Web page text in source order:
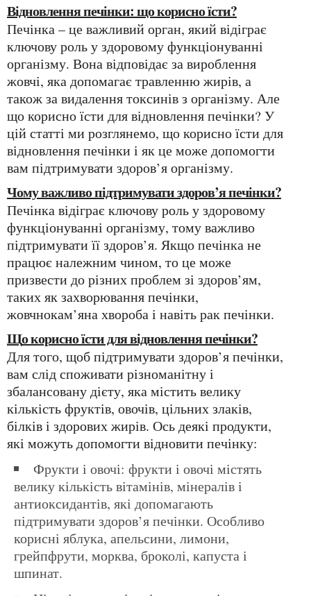
Відновлення печінки: що корисно їсти?
Печінка – це важливий орган, який відіграє
ключову роль у здоровому функціонуванні
організму. Вона відповідає за вироблення
жовчі, яка допомагає травленню жирів, а
також за видалення токсинів з організму. Але
що корисно їсти для відновлення печінки? У
цій статті ми розглянемо, що корисно їсти для
відновлення печінки і як це може допомогти
вам підтримувати здоров’я організму.
Чому важливо підтримувати здоров’я печінки?
Печінка відіграє ключову роль у здоровому
функціонуванні організму, тому важливо
підтримувати її здоров’я. Якщо печінка не
працює належним чином, то це може
призвести до різних проблем зі здоров’ям,
таких як захворювання печінки,
жовчнокам’яна хвороба і навіть рак печінки.
Що корисно їсти для відновлення печінки?
Для того, щоб підтримувати здоров’я печінки,
вам слід споживати різноманітну і
збалансовану дієту, яка містить велику
кількість фруктів, овочів, цільних злаків,
білків і здорових жирів. Ось деякі продукти,
які можуть допомогти відновити печінку:
Фрукти і овочі: фрукти і овочі містять
велику кількість вітамінів, мінералів і
антиоксидантів, які допомагають
підтримувати здоров’я печінки. Особливо
корисні яблука, апельсини, лимони,
грейпфрути, морква, броколі, капуста і
шпинат.